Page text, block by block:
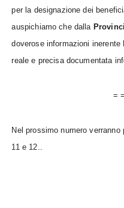
per la designazione dei
auspichiamo che dalla
doverose informazioni
reale e precisa documentata
=
Nel prossimo numero
11 e 12..